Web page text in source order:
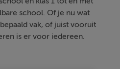
school. Of je nu wat
vak, of juist vooruit
is er voor iedereen.